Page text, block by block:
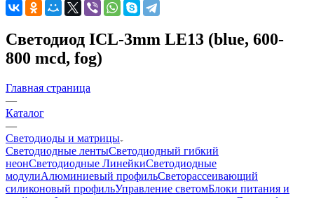
Светодиод ICL-3mm LE13 (blue, 600-
800 mcd, fog)
Главная страница
—
Каталог
—
Светодиоды и матрицы
Светодиодные лентыСветодиодный гибкий
неонСветодиодные ЛинейкиСветодиодные
модулиАлюминиевый профильСветорассеивающий
силиконовый профильУправление светомБлоки питания и